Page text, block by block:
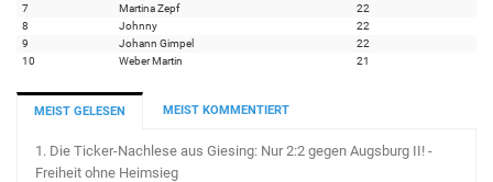
7
Martina Zepf
22
8
Johnny
22
9
Johann Gimpel
22
10
Weber Martin 21
MEIST GELESEN MEIST KOMMENTIERT
1. Die Ticker-Nachlese aus Giesing: Nur 2:2 gegen Augsburg II! -
Freiheit ohne Heimsieg